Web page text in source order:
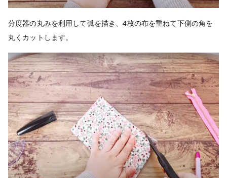
分度器の丸みを利用して弧を描き、4枚の布を重ねて下側の角を
丸くカットします。